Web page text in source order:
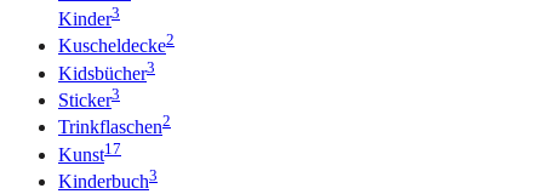
Kinder3
Kuscheldecke2
Kidsbücher3
Sticker3
Trinkflaschen2
Kunst17
Kinderbuch3